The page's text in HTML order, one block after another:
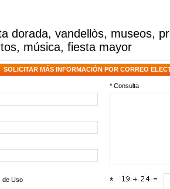
dorada, vandellòs, museos,
, música, fiesta mayor
SOLICITAR MÁS INFORMACIÓN POR CORREO
* Consulta
de Uso *